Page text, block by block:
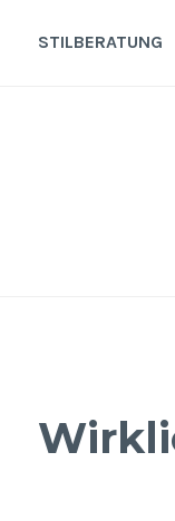
InhaltSTILBERATUNG